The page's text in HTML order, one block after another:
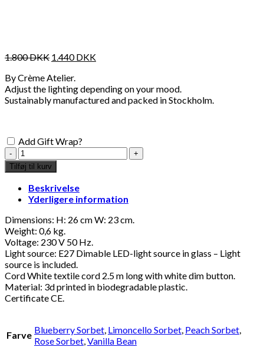
1.800DKK 1.440DKK
By Crème Atelier.
Adjust the lighting depending on your mood.
Sustainably manufactured and packed in Stockholm.
Add Gift Wrap?
Soft
Serve
Lamp
Regular
-
Lavender
antal
Tilføj til kurv
Beskrivelse
Yderligere information
Dimensions: H: 26 cm W: 23 cm.
Weight: 0,6 kg.
Voltage: 230 V 50 Hz.
Light source: E27 Dimable LED-light source in glass – Light
source is included.
Cord White textile cord 2.5 m long with white dim button.
Material: 3d printed in biodegradable plastic.
Certificate CE.
Farve Blueberry Sorbet, Limoncello Sorbet, Peach Sorbet,
Rose Sorbet,Vanilla Bean